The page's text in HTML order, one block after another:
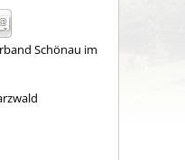
Schönau im